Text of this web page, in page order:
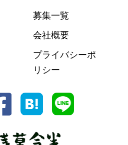
募集一覧
会社概要
プライバシーポ
リシー